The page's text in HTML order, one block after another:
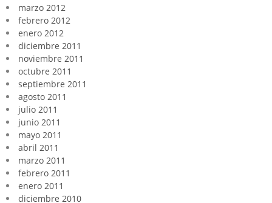
marzo 2012
febrero 2012
enero 2012
diciembre 2011
noviembre 2011
octubre 2011
septiembre 2011
agosto 2011
julio 2011
junio 2011
mayo 2011
abril 2011
marzo 2011
febrero 2011
enero 2011
diciembre 2010